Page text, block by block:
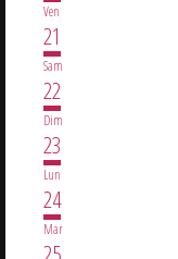
Ven
21
Sam
22
Dim
23
Lun
24
Mar